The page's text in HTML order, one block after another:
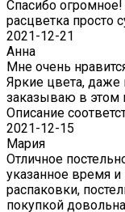
Спасибо огромное!
расцветка просто
2021-12-21
Анна
Мне очень
Яркие цвета, даже
заказываю в этом
Описание
2021-12-15
Мария
Отличное
указанное время и
распаковки,
покупкой